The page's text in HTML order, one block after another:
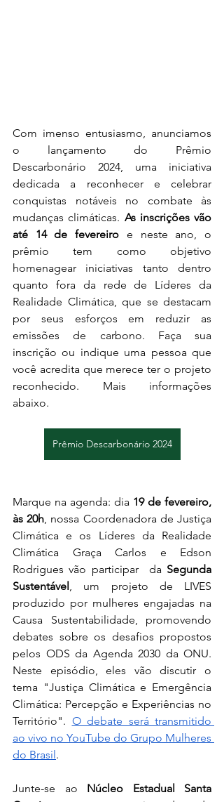
Com imenso entusiasmo, anunciamos
o lançamento do Prêmio
Descarbonário 2024, uma iniciativa
dedicada a reconhecer e celebrar
conquistas notáveis no combate às
mudanças climáticas. As inscrições vão
até 14 de fevereiro e neste ano, o
prêmio tem como objetivo
homenagear iniciativas tanto dentro
quanto fora da rede de Líderes da
Realidade Climática, que se destacam
por seus esforços em reduzir as
emissões de carbono. Faça sua
inscrição ou indique uma pessoa que
você acredita que merece ter o projeto
reconhecido. Mais informações
abaixo.
Prêmio Descarbonário 2024
Marque na agenda: dia 19 de fevereiro,
às 20h, nossa Coordenadora de Justiça
Climática e os Líderes da Realidade
Climática Graça Carlos e Edson
Rodrigues vão participar  da Segunda
Sustentável, um projeto de LIVES
produzido por mulheres engajadas na
Causa Sustentabilidade, promovendo
debates sobre os desafios propostos
pelos ODS da Agenda 2030 da ONU.
Neste episódio, eles vão discutir o
tema "Justiça Climática e Emergência
Climática: Percepção e Experiências no
Território". O debate será transmitido
ao vivo no YouTube do Grupo Mulheres
do Brasil.
Junte-se ao Núcleo Estadual Santa